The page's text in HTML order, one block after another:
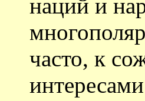
наций и
часто, к